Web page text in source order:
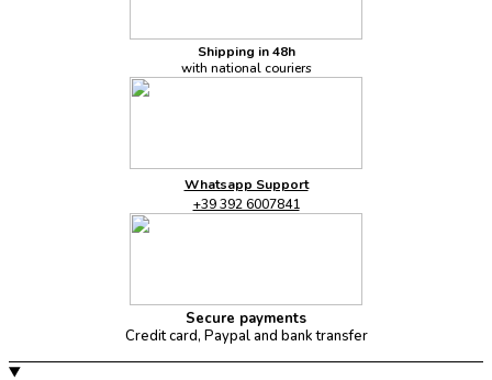
Shipping in 48h
with national couriers
Whatsapp Support
+39 392 6007841
Secure payments
Credit card, Paypal and bank transfer